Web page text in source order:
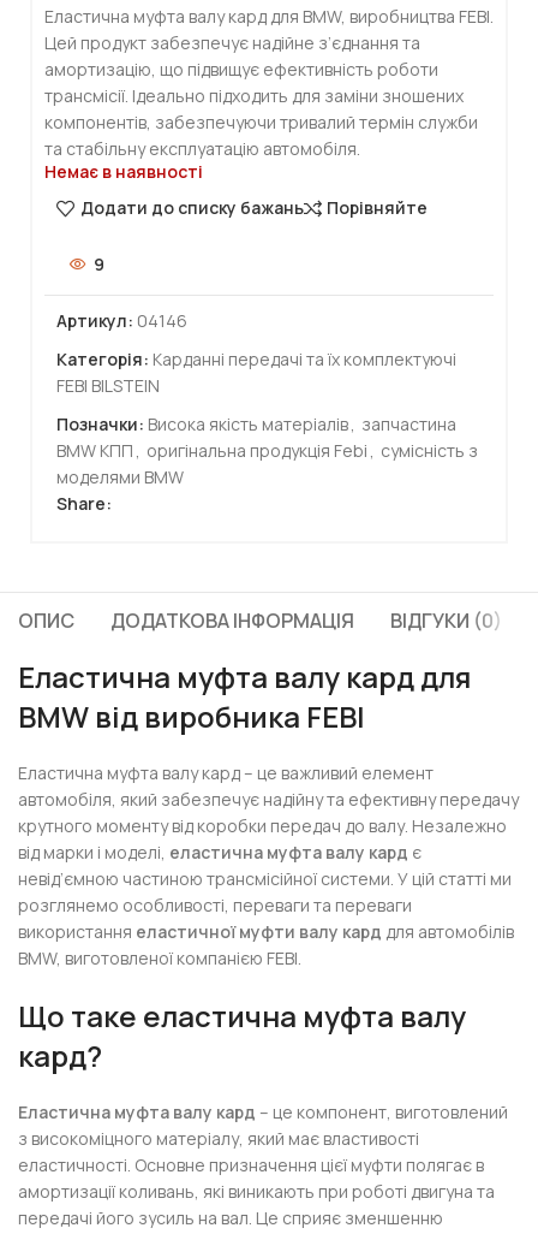
Еластична муфта валу кард для BMW, виробництва FEBI.
Цей продукт забезпечує надійне з’єднання та
амортизацію, що підвищує ефективність роботи
трансмісії. Ідеально підходить для заміни зношених
компонентів, забезпечуючи тривалий термін служби
та стабільну експлуатацію автомобіля.
Немає в наявності
Додати до списку бажань
Порівняйте
9
Артикул: 04146
Категорія: Карданні передачі та їх комплектуючі
FEBI BILSTEIN
Позначки: Висока якість матеріалів, запчастина
BMW КПП , оригінальна продукція Febi , сумісність з
моделями BMW
Share:
ОПИС ДОДАТКОВА ІНФОРМАЦІЯ ВІДГУКИ (0)
Еластична муфта валу кард для
BMW від виробника FEBI
Еластична муфта валу кард – це важливий елемент
автомобіля, який забезпечує надійну та ефективну передачу
крутного моменту від коробки передач до валу. Незалежно
від марки і моделі, еластична муфта валу кард є
невід’ємною частиною трансмісійної системи. У цій статті ми
розглянемо особливості, переваги та переваги
використання еластичної муфти валу кард для автомобілів
BMW, виготовленої компанією FEBI.
Що таке еластична муфта валу
кард?
Еластична муфта валу кард – це компонент, виготовлений
з високоміцного матеріалу, який має властивості
еластичності. Основне призначення цієї муфти полягає в
амортизації коливань, які виникають при роботі двигуна та
передачі його зусиль на вал. Це сприяє зменшенню